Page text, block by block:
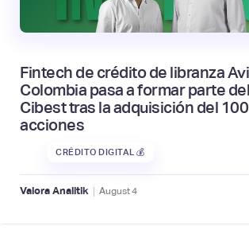
Fintech de crédito de libranza
Colombia pasa a formar parte
Cibest tras la adquisición del
acciones
CRÉDITO DIGITAL 💰
Valora Analitik | August4